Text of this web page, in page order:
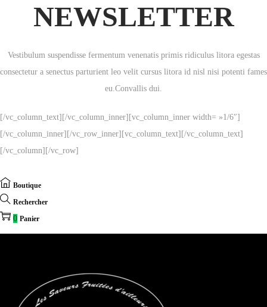
NEWSLETTER
Vestibulum suspendisse fermentum venenatis primis ridiculus litora egestas
consectetur a senectus parturient leo velit cursus litora id nisl nisi potenti fames
eu.Convallis dui.
[/vc_column_text][/vc_column_inner][vc_column_inner width= »1/6″]
[/vc_column_inner][/vc_row_inner][vc_column_text][/vc_column_text]
[/vc_column][/vc_row]
Boutique
Rechercher
0 Panier